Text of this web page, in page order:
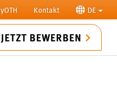
Kontakt DE
JETZT BEWERBEN